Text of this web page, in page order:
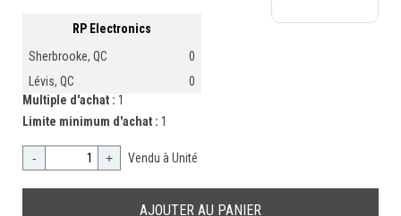
RP Electronics
Sherbrooke, QC
0
Lévis, QC
0
Multiple d'achat : 1
Limite minimum d'achat : 1
- + Vendu à Unité